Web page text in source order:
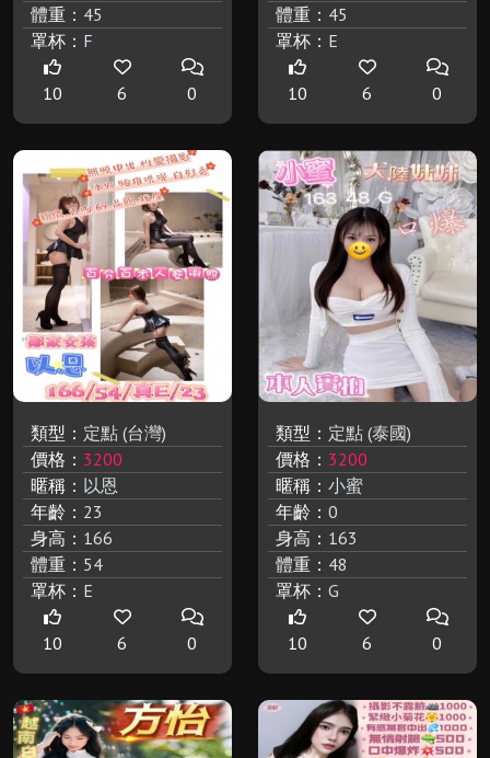
體重： 45
罩杯： F
10 6 0
體重： 45
罩杯： E
10 6 0
類型： 定點 (台灣)
價格： 3200
暱稱： 以恩
年齡： 23
身高： 166
體重： 54
罩杯： E
10 6 0
類型： 定點 (泰國)
價格： 3200
暱稱： 小蜜
年齡： 0
身高： 163
體重： 48
罩杯： G
10 6 0